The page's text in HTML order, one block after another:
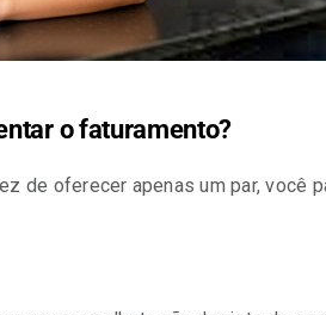
o faturamento?
de oferecer apenas um par, você